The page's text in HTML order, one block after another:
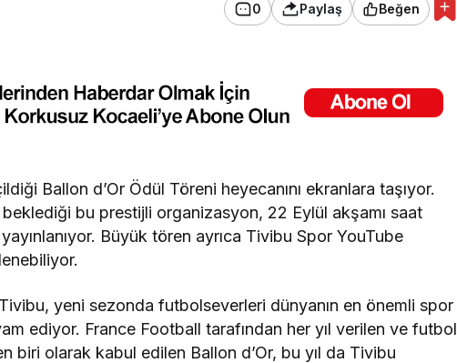
0 Paylaş Beğen
Ballon d’Or Ödül Töreni heyecanını ekranlara taşıyor.
bu prestijli organizasyon, 22 Eylül akşamı saat
Büyük tören ayrıca Tivibu Spor YouTube
yeni sezonda futbolseverleri dünyanın en önemli spor
ediyor. France Football tarafından her yıl verilen ve futbol
biri olarak kabul edilen Ballon d’Or, bu yıl da Tivibu